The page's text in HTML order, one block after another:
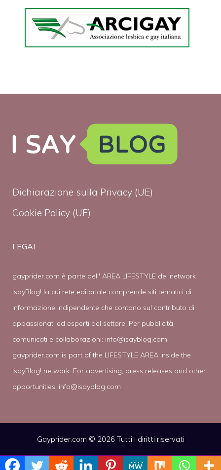
Dichiarazione sulla Privacy (UE)
Cookie Policy (UE)
LEGAL
gayprider.com è parte dell' AREA LIFESTYLE del network
IsayBlog! la cui rete editoriale comprende siti tematici di
informazione indipendente che contano sul contributo di
appassionati ed esperti del settore. Per pubblicità,
comunicati e collaborazioni: info@isayblog.com
gayprider.com is part of the LIFESTYLE AREA inside the
IsayBlog! network. For advertising, press releases and other
opportunities: info@isayblog.com
Gayprider.com © 2026 Tutti i diritti riservati